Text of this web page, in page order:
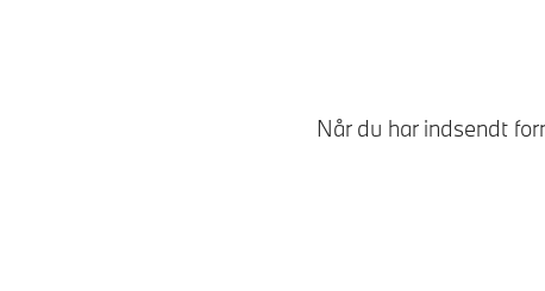
Når du har indsendt